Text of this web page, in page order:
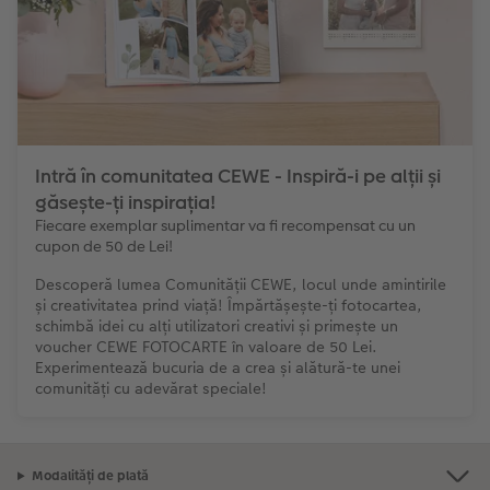
Exemplele clienților
Cum funcționează
CEWE FOTOCARTE Kids
CEWE FOTOCARTE Art Collection
Nature Prints
Dimensiunea imaginii
Poster Premium
Art Prints
Fotografii standard
Cutii cu fotografii
Set fotografii
Instant Foto
Fotografie Aludibond
Fotografie pe Forex
Panou de întâmpinare nuntă
Baghete pentru poster
Hexxas
Fotografie pe lemn
Colaje foto
Felicitări
Lumea animalelor de companie
Rechizite școlare și de birou
Cutii de cadou
Textile
Art Prints
Calendare foto
Povești CEWE
Idei cadouri unice
Idei de cadouri pentru cei dragi
Interviuri
Călătorie
Nuntă
Absolvire
Intră în comunitatea CEWE - Inspiră-i pe alții și
găsește-ți inspirația!
Fiecare exemplar suplimentar va fi recompensat cu un
cupon de 50 de Lei!
Descoperă lumea Comunității CEWE, locul unde amintirile
și creativitatea prind viață! Împărtășește-ți fotocartea,
schimbă idei cu alți utilizatori creativi și primește un
voucher CEWE FOTOCARTE în valoare de 50 Lei.
Experimentează bucuria de a crea și alătură-te unei
comunități cu adevărat speciale!
Modalități de plată